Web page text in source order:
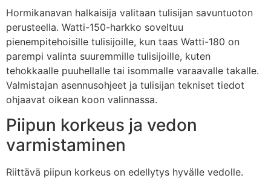
Hormikanavan halkaisija valitaan tulisijan savuntuoton
perusteella. Watti-150-harkko soveltuu
pienempitehoisille tulisijoille, kun taas Watti-180 on
parempi valinta suuremmille tulisijoille, kuten
tehokkaalle puuhellalle tai isommalle varaavalle takalle.
Valmistajan asennusohjeet ja tulisijan tekniset tiedot
ohjaavat oikean koon valinnassa.
Piipun korkeus ja vedon
varmistaminen
Riittävä piipun korkeus on edellytys hyvälle vedolle.